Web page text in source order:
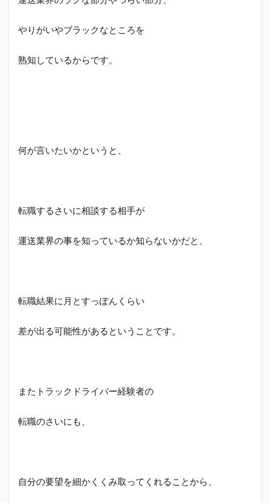
やりがいやブラックなところを
熟知しているからです。
何が言いたいかというと、
転職するさいに相談する相手が
運送業界の事を知っているか知らないかだと、
転職結果に月とすっぽんくらい
差が出る可能性があるということです。
またトラックドライバー経験者の
転職のさいにも、
自分の要望を細かくくみ取ってくれることから、